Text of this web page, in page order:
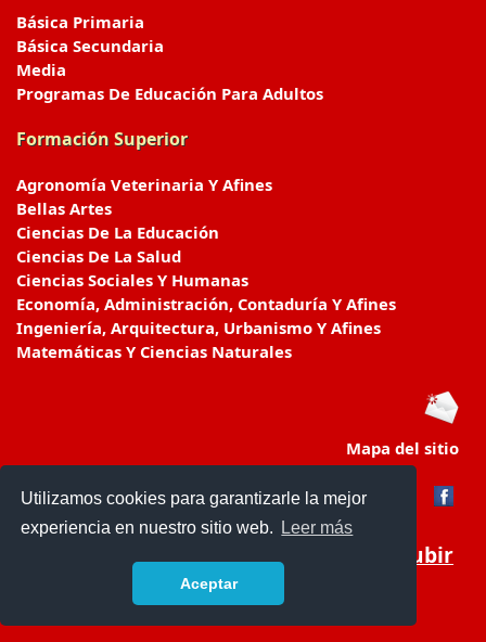
Utilizamos cookies para garantizarle la mejor
experiencia en nuestro sitio web.
Leer más
Aceptar
Básica Primaria
Básica Secundaria
Media
Programas De Educación Para Adultos
Formación Superior
Agronomía Veterinaria Y Afines
Bellas Artes
Ciencias De La Educación
Ciencias De La Salud
Ciencias Sociales Y Humanas
Economía, Administración, Contaduría Y Afines
Ingeniería, Arquitectura, Urbanismo Y Afines
Matemáticas Y Ciencias Naturales
Mapa del sitio
Subir